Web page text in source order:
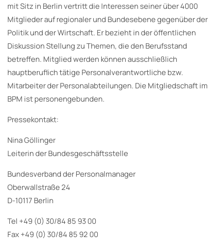
mit Sitz in Berlin vertritt die Interessen seiner über 4000
Mitglieder auf regionaler und Bundesebene gegenüber der
Politik und der Wirtschaft. Er bezieht in der öffentlichen
Diskussion Stellung zu Themen, die den Berufsstand
betreffen. Mitglied werden können ausschließlich
hauptberuflich tätige Personalverantwortliche bzw.
Mitarbeiter der Personalabteilungen. Die Mitgliedschaft im
BPM ist personengebunden.
Pressekontakt:
Nina Göllinger
Leiterin der Bundesgeschäftsstelle
Bundesverband der Personalmanager
Oberwallstraße 24
D-10117 Berlin
Tel +49 (0) 30/84 85 93 00
Fax +49 (0) 30/84 85 92 00